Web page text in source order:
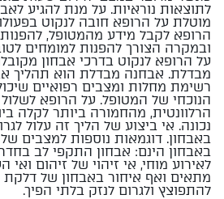
לתוצאות נוראיות. על מנת להגיע
מוטלת על הרופא חובה לנקוט
הרופא לקבל מידע מהמטופל,
ובמקרה הצורך להפנות למומחים
על הרופא לנקוט בדרכי אבחון
מבדלת. אבחנה מבדלת הוא תהליך
רשימת מחלות ומצבים רפואיים
הנוכחי של המטופל. על הרופא
הרלוונטית, מהחמורה ביותר לקלה
נכונה. אי ביצוע של הליך זה עלול
באבחון. דוגמאות נוספות למצבים
באבחון הינם: אבחון התקפי לב בחדר
לאירוע מוחי, אי זיהוי של זיהום ואי
מתאים ואף איחור באבחון של
להתפוצץ ולגרום לנזק בלתי הפיך.